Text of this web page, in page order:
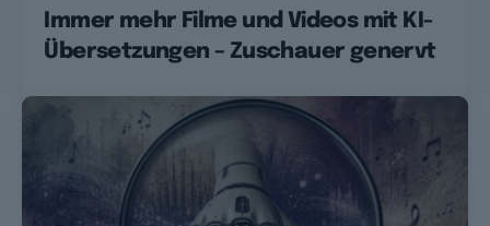
Immer mehr Filme und Videos mit KI-
Übersetzungen – Zuschauer genervt